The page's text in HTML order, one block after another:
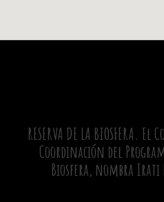
RESERVA DE LA
Coordinación del
Biosfera, nombra Irati